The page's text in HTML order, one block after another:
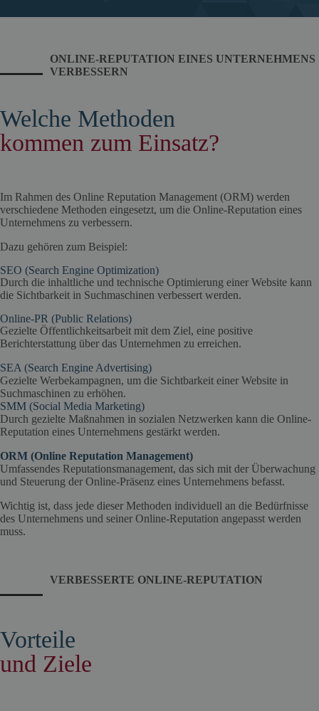
ONLINE-REPUTATION EINES UNTERNEHMENS
VERBESSERN
Welche Methoden
kommen zum Einsatz?
Im Rahmen des Online Reputation Management (ORM) werden
verschiedene Methoden eingesetzt, um die Online-Reputation eines
Unternehmens zu verbessern.
Dazu gehören zum Beispiel:
SEO (Search Engine Optimization)
Durch die inhaltliche und technische Optimierung einer Website kann
die Sichtbarkeit in Suchmaschinen verbessert werden.
Online-PR (Public Relations)
Gezielte Öffentlichkeitsarbeit mit dem Ziel, eine positive
Berichterstattung über das Unternehmen zu erreichen.
SEA (Search Engine Advertising)
Gezielte Werbekampagnen, um die Sichtbarkeit einer Website in
Suchmaschinen zu erhöhen.
SMM (Social Media Marketing)
Durch gezielte Maßnahmen in sozialen Netzwerken kann die Online-
Reputation eines Unternehmens gestärkt werden.
ORM (Online Reputation Management)
Umfassendes Reputationsmanagement, das sich mit der Überwachung
und Steuerung der Online-Präsenz eines Unternehmens befasst.
Wichtig ist, dass jede dieser Methoden individuell an die Bedürfnisse
des Unternehmens und seiner Online-Reputation angepasst werden
muss.
VERBESSERTE ONLINE-REPUTATION
Vorteile
und Ziele